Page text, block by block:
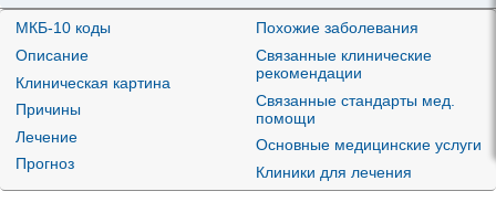
Другие
против
оопухо
левые
средст
Проксифеи
н
одные
омочев
Против
оопухо
Руфокромо
Клиника Фомина на
Кирова
Уфа, ул. Кирова, д. 52
от
Запись
Резонанс-Мед на
Машиностроителей 10Б
Челябинск, ул.
Машиностроителей, д. 10Б
+7(351 ..показать
от 2985₽
Резонанс-Мед на
Машиностроителей 16
Челябинск, ул.
..показать
от
МКБ-10 коды
Описание
Клиническая картина
Причины
Лечение
Прогноз
Похожие заболевания
Связанные клинические
рекомендации
Связанные стандарты мед.
помощи
Основные медицинские услуги
Клиники для лечения